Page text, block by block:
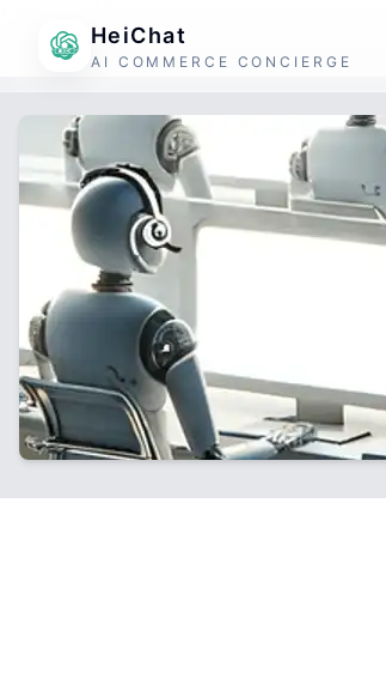
HeiChat
AI COMMERCE CONCIERGE